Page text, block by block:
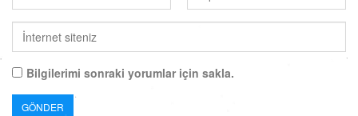
Bilgilerimi sonraki yorumlar için sakla.